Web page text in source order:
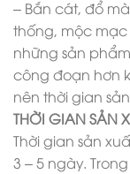
– Bắn cát, đổ
thống, mộc mạc
những sản
công đoạn hơn
nên thời gian
THỜI GIAN SẢN
Thời gian sản
3 – 5 ngày.